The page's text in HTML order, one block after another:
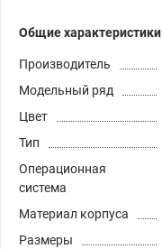
Общие характеристики
Производитель
Модельный ряд
Цвет
Тип
Операционная
система
Материал корпуса
Размеры